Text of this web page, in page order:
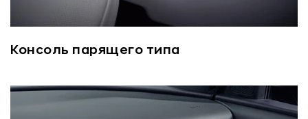
Консоль парящего типа